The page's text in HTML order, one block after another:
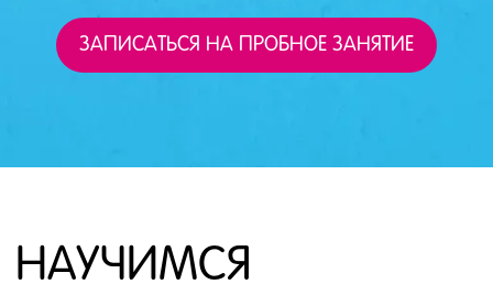
ЗАПИСАТЬСЯ НА ПРОБНОЕ ЗАНЯТИЕ
НАУЧИМСЯ